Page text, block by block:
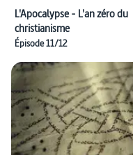
L'Apocalypse - L'an zéro du
christianisme
Épisode 11/12